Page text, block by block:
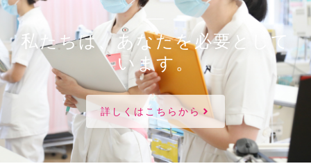
私たちは、あなたを必要として
います。
詳しくはこちらから